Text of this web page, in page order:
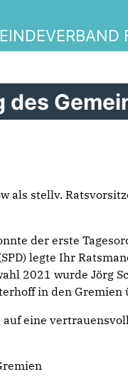
als stellv.
der erste
legte Ihr
2021 wurde Jörg
in den Gremien
eine